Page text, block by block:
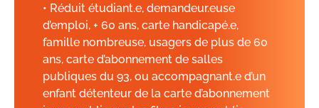
• Réduit étudiant.e, demandeur.euse
d’emploi, + 60 ans, carte handicapé.e,
famille nombreuse, usagers de plus de 60
ans, carte d’abonnement de salles
publiques du 93, ou accompagnant.e d’un
enfant détenteur de la carte d’abonnement